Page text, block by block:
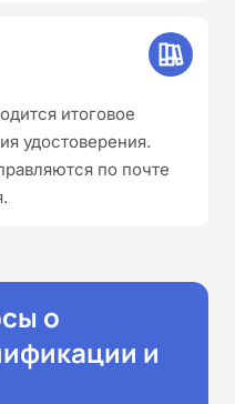
итоговое
удостоверения.
по почте
о
и